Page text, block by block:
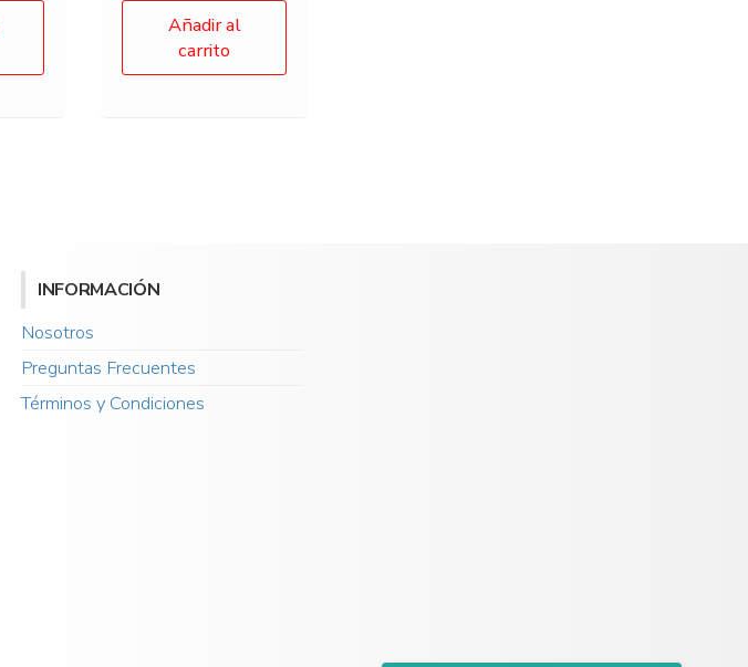
Añadir al
carrito
INFORMACIÓN
Nosotros
Preguntas Frecuentes
Términos y Condiciones